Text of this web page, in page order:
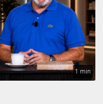
1 min